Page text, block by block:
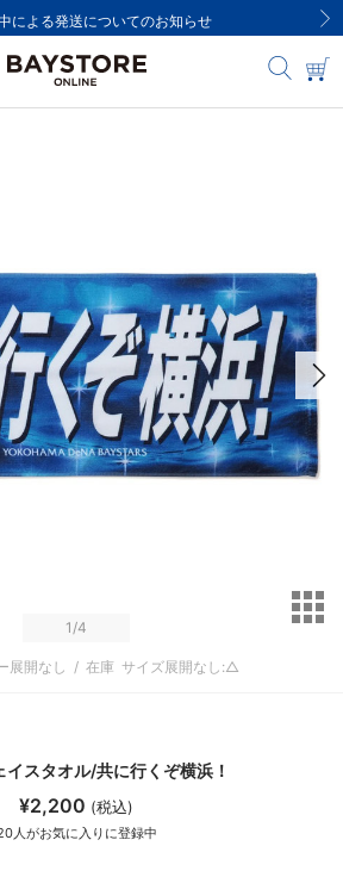
による発送についてのお知らせ
1/4
展開なし / 在庫 サイズ展開なし:△
イスタオル/共に行くぞ横浜！
¥2,200 (税込)
人がお気に入りに登録中